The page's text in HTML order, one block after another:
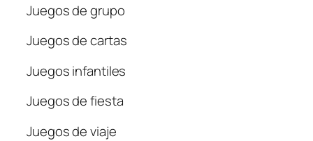
Juegos de grupo
Juegos de cartas
Juegos infantiles
Juegos de fiesta
Juegos de viaje